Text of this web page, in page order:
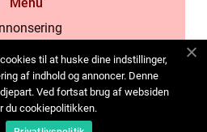
Menu
Cookies
oss
Sitemap
til at huske dine indstillinger,
af indhold og annoncer. Denne
Ved fortsat brug af websiden
du cookiepolitikken.